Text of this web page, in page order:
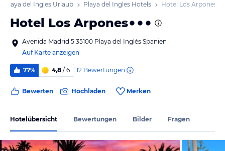
Playa del Ingles Urlaub Playa del Ingles Hotels Hotel Los Arpones
Hotel Los Arpones
Avenida Madrid 5 35100 Playa del Inglés Spanien
Auf Karte anzeigen
77% 4,8 / 6 12 Bewertungen
Bewerten Hochladen Merken
Hotelübersicht Bewertungen Bilder Fragen